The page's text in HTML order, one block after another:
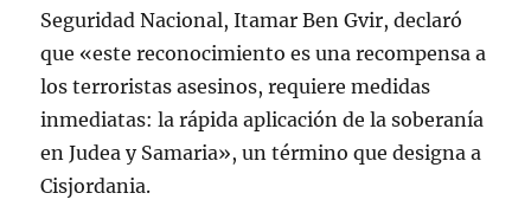
Seguridad Nacional, Itamar Ben Gvir, declaró
que «este reconocimiento es una recompensa a
los terroristas asesinos, requiere medidas
inmediatas: la rápida aplicación de la soberanía
en Judea y Samaria», un término que designa a
Cisjordania.